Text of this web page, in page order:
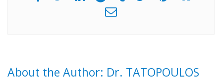
About the Author: Dr. TATOPOULOS